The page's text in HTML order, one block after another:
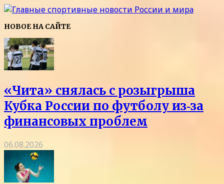
НОВОЕ НА САЙТЕ
«Чита» снялась с розыгрыша
Кубка России по футболу из‑за
финансовых проблем
06.08.2026